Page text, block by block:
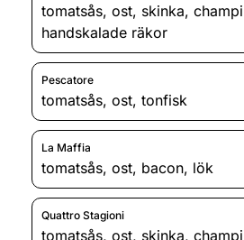
tomatsås, ost, skinka,
handskalade räkor
Pescatore
tomatsås, ost, tonfisk
La Maffia
tomatsås, ost, bacon, lök
Quattro Stagioni
tomatsås, ost, skinka,